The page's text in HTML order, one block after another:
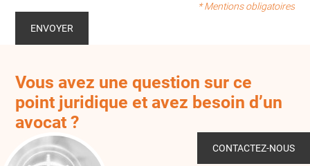
* Mentions obligatoires
Vous avez une question sur ce
point juridique et avez besoin d’un
avocat ?
CONTACTEZ-NOUS